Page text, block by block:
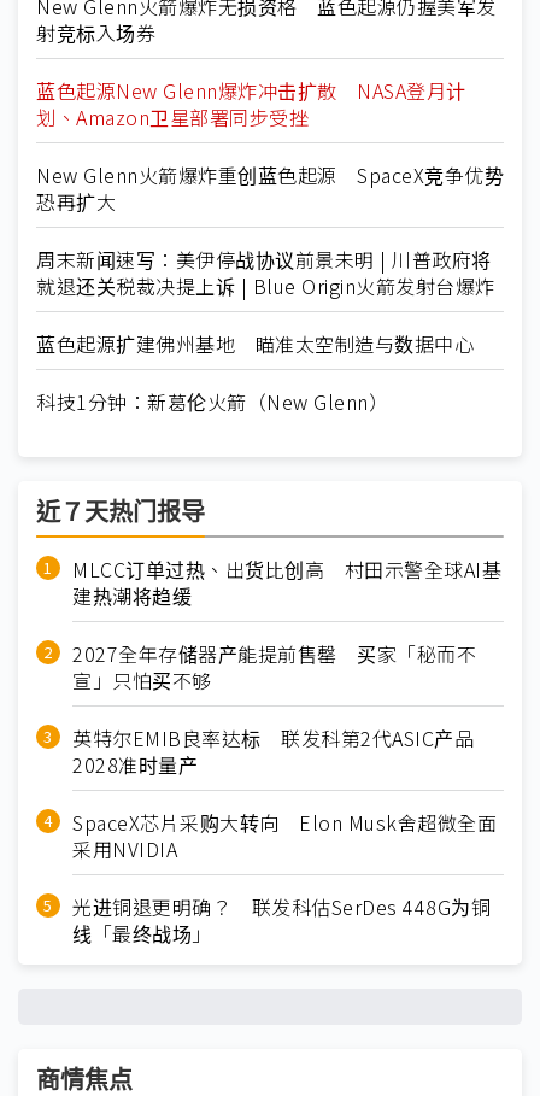
New Glenn火箭爆炸无损资格 蓝色起源仍握美军发
射竞标入场券
蓝色起源New Glenn爆炸冲击扩散 NASA登月计
划、Amazon卫星部署同步受挫
New Glenn火箭爆炸重创蓝色起源 SpaceX竞争优势
恐再扩大
周末新闻速写：美伊停战协议前景未明 | 川普政府将
就退还关税裁决提上诉 | Blue Origin火箭发射台爆炸
蓝色起源扩建佛州基地 瞄准太空制造与数据中心
科技1分钟：新葛伦火箭（New Glenn）
近７天热门报导
MLCC订单过热、出货比创高 村田示警全球AI基
建热潮将趋缓
2027全年存储器产能提前售罄 买家「秘而不
宣」只怕买不够
英特尔EMIB良率达标 联发科第2代ASIC产品
2028准时量产
SpaceX芯片采购大转向 Elon Musk舍超微全面
采用NVIDIA
光进铜退更明确？ 联发科估SerDes 448G为铜
线「最终战场」
商情焦点